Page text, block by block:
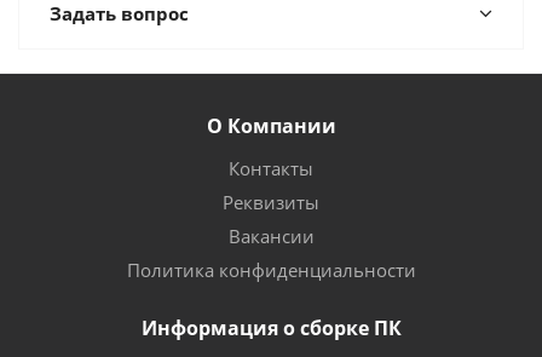
Задать вопрос
О Компании
Контакты
Реквизиты
Вакансии
Политика конфиденциальности
Информация о сборке ПК